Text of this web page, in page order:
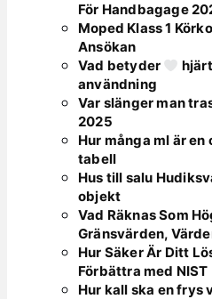
För Handbagage
Moped Klass 1
Ansökan
Vad betyder
användning
Var slänger man
2025
Hur många ml är
tabell
Hus till salu
objekt
Vad Räknas Som
Gränsvärden,
Hur Säker Är Ditt
Förbättra med NIST
Hur kall ska en frys